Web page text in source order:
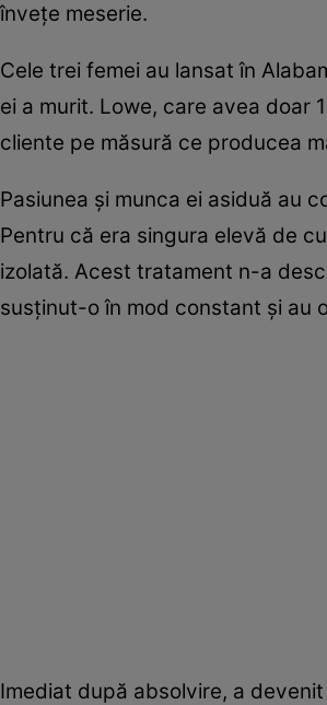
înveţe meserie.
Cele trei femei au lansat în
ei a murit. Lowe, care avea doar
cliente pe măsură ce producea
Pasiunea şi munca ei asiduă au
Pentru că era singura elevă de
izolată. Acest tratament n-a
susţinut-o în mod constant şi au
Imediat după absolvire, a